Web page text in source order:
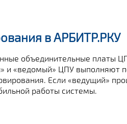
в АРБИТР.РКУ
объединительные платы
«ведомый» ЦПУ выполняют
Если «ведущий»
работы системы.